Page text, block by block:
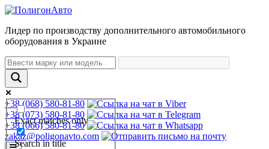
Лидер по производству дополнительного автомобильного
оборудования в Украине
Exact matches only
Search in title
+38 (068) 580-81-80
+38 (073) 580-81-80
+38 (066) 580-81-80
zakaz@poligonavto.com